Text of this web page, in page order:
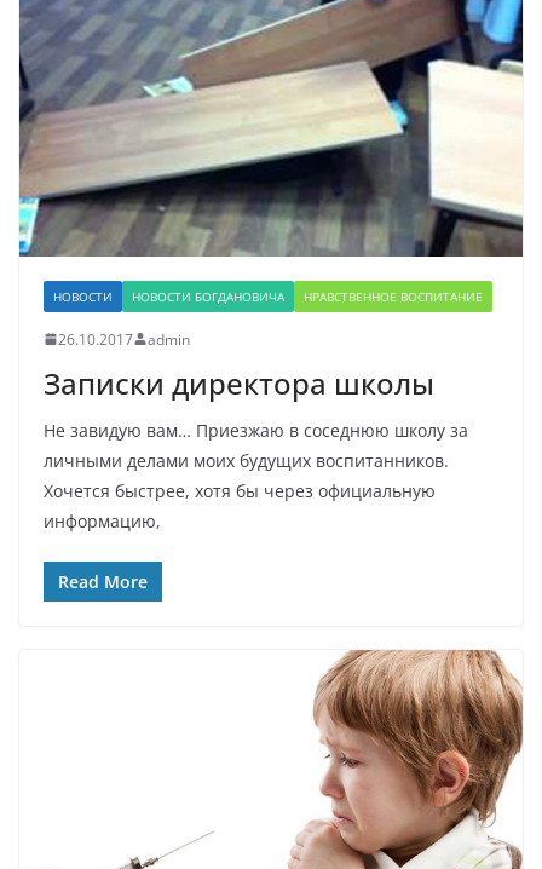
НОВОСТИ НОВОСТИ БОГДАНОВИЧА НРАВСТВЕННОЕ ВОСПИТАНИЕ
26.10.2017 admin
Записки директора школы
Не завидую вам… Приезжаю в соседнюю школу за
личными делами моих будущих воспитанников.
Хочется быстрее, хотя бы через официальную
информацию,
Read More